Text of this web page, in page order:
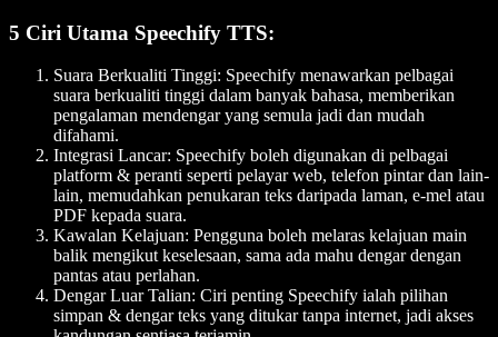
5 Ciri Utama Speechify TTS:
Suara Berkualiti Tinggi: Speechify menawarkan pelbagai
suara berkualiti tinggi dalam banyak bahasa, memberikan
pengalaman mendengar yang semula jadi dan mudah
difahami.
Integrasi Lancar: Speechify boleh digunakan di pelbagai
platform & peranti seperti pelayar web, telefon pintar dan lain-
lain, memudahkan penukaran teks daripada laman, e-mel atau
PDF kepada suara.
Kawalan Kelajuan: Pengguna boleh melaras kelajuan main
balik mengikut keselesaan, sama ada mahu dengar dengan
pantas atau perlahan.
Dengar Luar Talian: Ciri penting Speechify ialah pilihan
simpan & dengar teks yang ditukar tanpa internet, jadi akses